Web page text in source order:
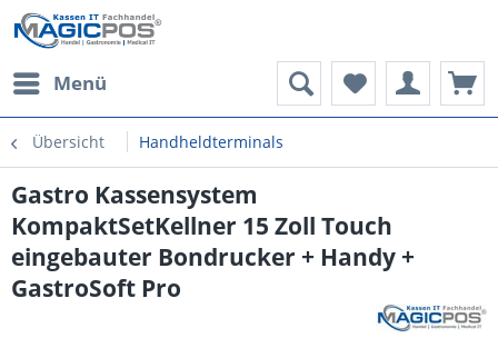
Menü
Übersicht Handheldterminals
Gastro Kassensystem
KompaktSetKellner 15 Zoll Touch
eingebauter Bondrucker + Handy +
GastroSoft Pro